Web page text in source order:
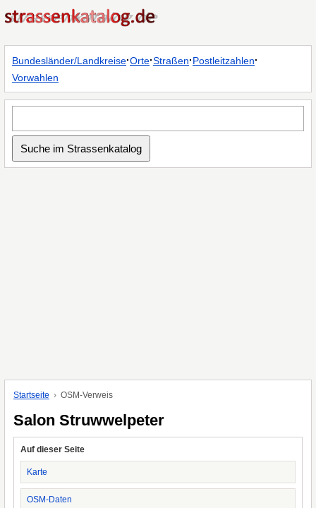
Bundesländer/Landkreise·Orte·Straßen·Postleitzahlen·
Vorwahlen
Startseite OSM-Verweis
Salon Struwwelpeter
Auf dieser Seite
Karte
OSM-Daten